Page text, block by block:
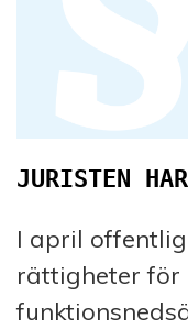
JURISTEN
I april
rättigheter för